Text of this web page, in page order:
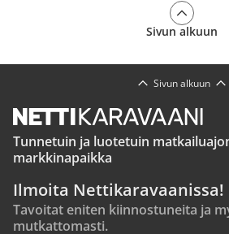
Sivun alkuun
Sivun alkuun
Tunnetuin ja luotetuin
markkinapaikka
Ilmoita Nettikaravaanissa!
Tavoitat eniten kiinnostuneita ja
mutkattomasti.